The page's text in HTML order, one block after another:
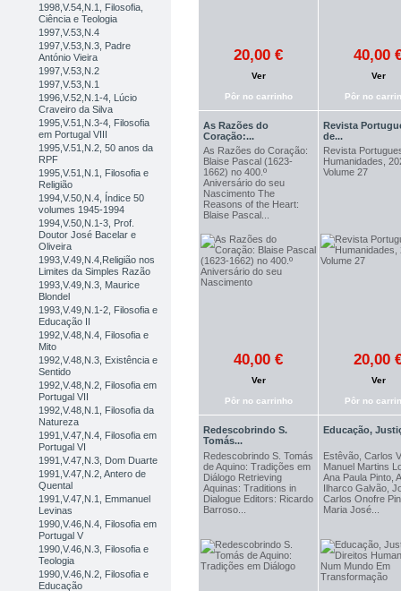
1998,V.54,N.1, Filosofia,
Ciência e Teologia
1997,V.53,N.4
1997,V.53,N.3, Padre
António Vieira
1997,V.53,N.2
1997,V.53,N.1
1996,V.52,N.1-4, Lúcio
Craveiro da Silva
1995,V.51,N.3-4, Filosofia
em Portugal VIII
1995,V.51,N.2, 50 anos da
RPF
1995,V.51,N.1, Filosofia e
Religião
1994,V.50,N.4, Índice 50
volumes 1945-1994
1994,V.50,N.1-3, Prof.
Doutor José Bacelar e
Oliveira
1993,V.49,N.4,Religião nos
Limites da Simples Razão
1993,V.49,N.3, Maurice
Blondel
1993,V.49,N.1-2, Filosofia e
Educação II
1992,V.48,N.4, Filosofia e
Mito
1992,V.48,N.3, Existência e
Sentido
1992,V.48,N.2, Filosofia em
Portugal VII
1992,V.48,N.1, Filosofia da
Natureza
1991,V.47,N.4, Filosofia em
Portugal VI
1991,V.47,N.3, Dom Duarte
1991,V.47,N.2, Antero de
Quental
1991,V.47,N.1, Emmanuel
Levinas
1990,V.46,N.4, Filosofia em
Portugal V
1990,V.46,N.3, Filosofia e
Teologia
1990,V.46,N.2, Filosofia e
Educação
20,00 €
Ver
Pôr no carrinho
40,00
Ver
Pôr no
As Razões do
Coração:...
As Razões do Coração:
Blaise Pascal (1623-
1662) no 400.º
Aniversário do seu
Nascimento The
Reasons of the Heart:
Blaise Pascal...
40,00 €
Ver
Pôr no carrinho
Revista
de...
Revista
Humanidades,
Volume 27
20,00
Ver
Pôr no
Redescobrindo S.
Tomás...
Redescobrindo S. Tomás
de Aquino: Tradições em
Diálogo Retrieving
Aquinas: Traditions in
Dialogue Editors: Ricardo
Barroso...
Educação,
Estêvão, Carlos
Manuel Martins
Ana Paula Pinto,
Ilharco Galvão,
Carlos Onofre
Maria José...